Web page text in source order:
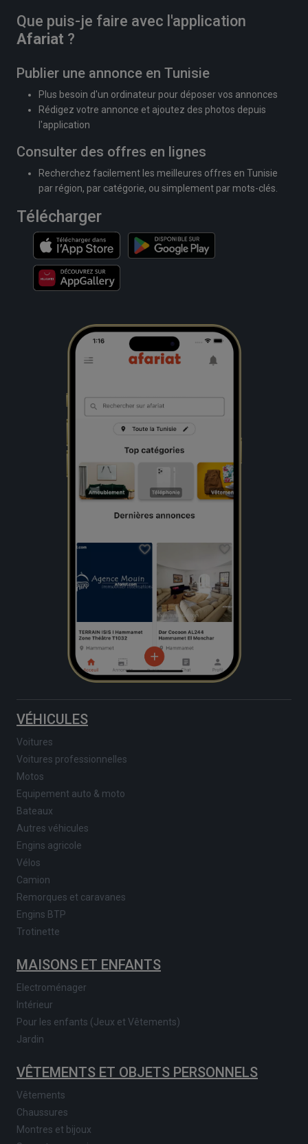
Que puis-je faire avec l'application
Afariat ?
Publier une annonce en Tunisie
Plus besoin d'un ordinateur pour déposer vos annonces
Rédigez votre annonce et ajoutez des photos depuis
l'application
Consulter des offres en lignes
Recherchez facilement les meilleures offres en Tunisie
par région, par catégorie, ou simplement par mots-clés.
Télécharger
VÉHICULES
Voitures
Voitures professionnelles
Motos
Equipement auto & moto
Bateaux
Autres véhicules
Engins agricole
Vélos
Camion
Remorques et caravanes
Engins BTP
Trotinette
MAISONS ET ENFANTS
Electroménager
Intérieur
Pour les enfants (Jeux et Vêtements)
Jardin
VÊTEMENTS ET OBJETS PERSONNELS
Vêtements
Chaussures
Montres et bijoux